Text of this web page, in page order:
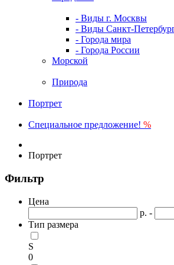
- Виды г. Москвы
- Виды Санкт-
- Города мира
- Города России
Морской
Природа
Портрет
Специальное предложение! %
Портрет
Фильтр
Цена
р. -
Тип размера
S
0